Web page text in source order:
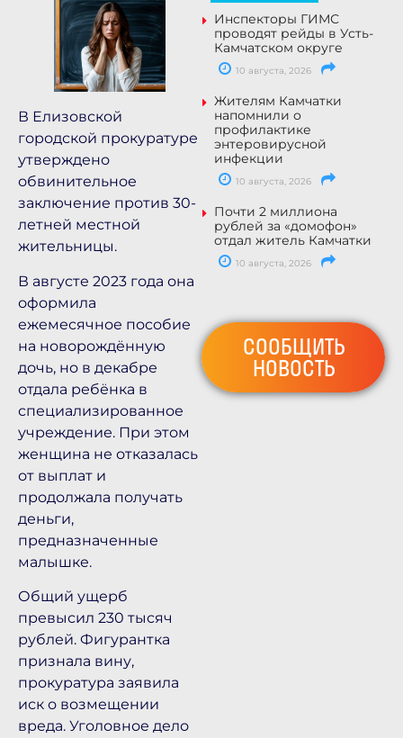
В Елизовской
городской прокуратуре
утверждено
обвинительное
заключение против 30-
летней местной
жительницы.
В августе 2023 года она
оформила
ежемесячное пособие
на новорождённую
дочь, но в декабре
отдала ребёнка в
специализированное
учреждение. При этом
женщина не отказалась
от выплат и
продолжала получать
деньги,
предназначенные
малышке.
Общий ущерб
превысил 230 тысяч
рублей. Фигурантка
признала вину,
прокуратура заявила
иск о возмещении
вреда. Уголовное дело
Инспекторы ГИМС
проводят рейды в Усть-
Камчатском округе
10 августа, 2026
Жителям Камчатки
напомнили о
профилактике
энтеровирусной
инфекции
10 августа, 2026
Почти 2 миллиона
рублей за «домофон»
отдал житель Камчатки
10 августа, 2026
СООБЩИТЬ
НОВОСТЬ